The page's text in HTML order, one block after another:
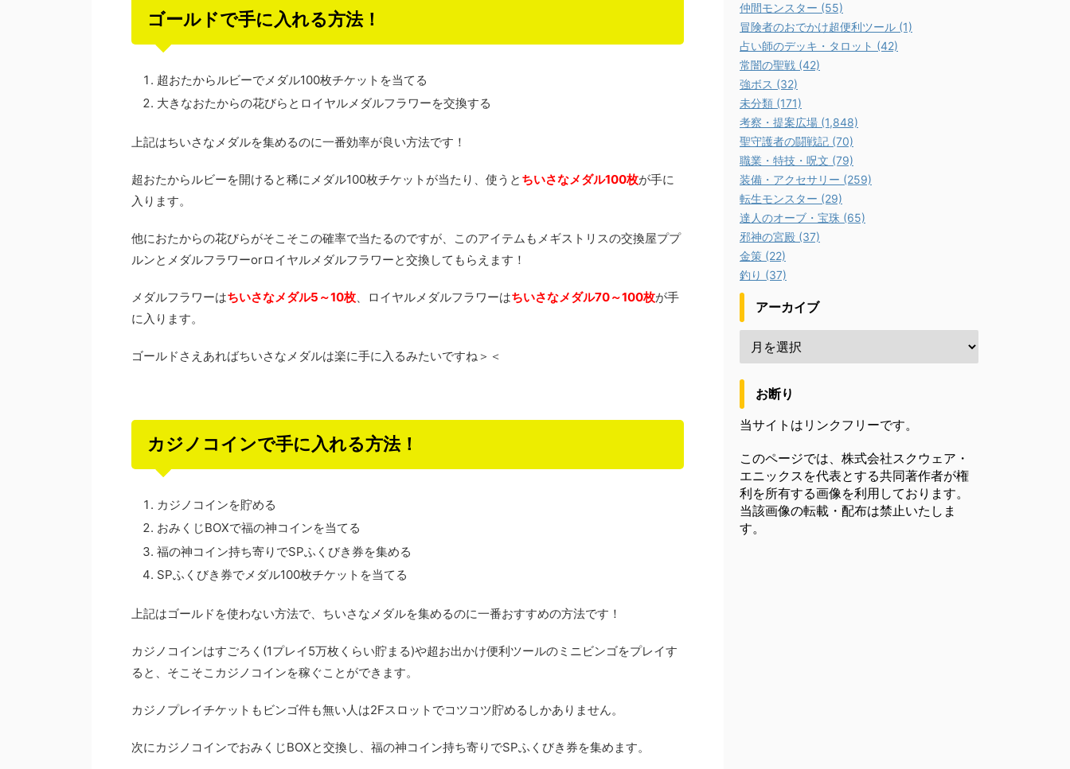
ゴールドで手に入れる方法！
超おたからルビーでメダル100枚チケットを当てる
大きなおたからの花びらとロイヤルメダルフラワーを交換する
上記はちいさなメダルを集めるのに一番効率が良い方法です！
超おたからルビーを開けると稀にメダル100枚チケットが当たり、使うと ちいさなメダル100枚が手に
入ります。
他におたからの花びらがそこそこの確率で当たるのですが、このアイテムもメギストリスの交換屋ププ
ルンとメダルフラワーorロイヤルメダルフラワーと交換してもらえます！
メダルフラワーはちいさなメダル5～10枚、ロイヤルメダルフラワーはちいさなメダル70～100枚が手
に入ります。
ゴールドさえあればちいさなメダルは楽に手に入るみたいですね＞＜
カジノコインで手に入れる方法！
カジノコインを貯める
おみくじBOXで福の神コインを当てる
福の神コイン持ち寄りでSPふくびき券を集める
SPふくびき券でメダル100枚チケットを当てる
上記はゴールドを使わない方法で、ちいさなメダルを集めるのに一番おすすめの方法です！
カジノコインはすごろく(1プレイ5万枚くらい貯まる)や超お出かけ便利ツールのミニビンゴをプレイす
ると、そこそこカジノコインを稼ぐことができます。
カジノプレイチケットもビンゴ件も無い人は2Fスロットでコツコツ貯めるしかありません。
次にカジノコインでおみくじBOXと交換し、福の神コイン持ち寄りでSPふくびき券を集めます。
仲間モンスター (55)
冒険者のおでかけ超便利ツール (1)
占い師のデッキ・タロット (42)
常闇の聖戦 (42)
強ボス (32)
未分類 (171)
考察・提案広場 (1,848)
聖守護者の闘戦記 (70)
職業・特技・呪文 (79)
装備・アクセサリー (259)
転生モンスター (29)
達人のオーブ・宝珠 (65)
邪神の宮殿 (37)
金策 (22)
釣り (37)
アーカイブ
お断り
当サイトはリンクフリーです。
このページでは、株式会社スクウェア・
エニックスを代表とする共同著作者が権
利を所有する画像を利用しております。
当該画像の転載・配布は禁止いたしま
す。